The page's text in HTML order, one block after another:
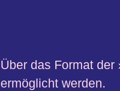
Über das Format
ermöglicht werden.